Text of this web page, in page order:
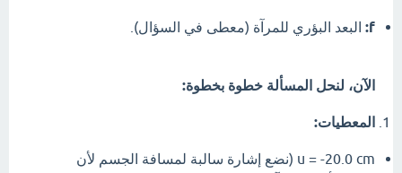
f: البعد البؤري للمرآة (معطى في السؤال).
الآن، لنحل المسألة خطوة بخطوة:
المعطيات:
u = -20.0 cm (نضع إشارة سالبة لمسافة الجسم لأن